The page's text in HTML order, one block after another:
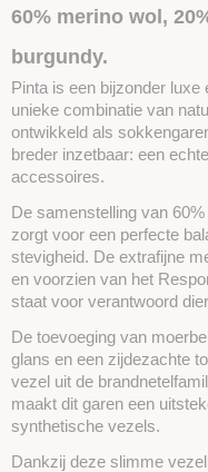
60% merino wol,
burgundy.
Pinta is een bijzonder
unieke combinatie van
ontwikkeld als
breder inzetbaar: een
accessoires.
De samenstelling van
zorgt voor een perfecte
stevigheid. De extrafijne
en voorzien van het
staat voor verantwoord
De toevoeging van
glans en een zijdezachte
vezel uit de
maakt dit garen een
synthetische vezels.
Dankzij deze slimme